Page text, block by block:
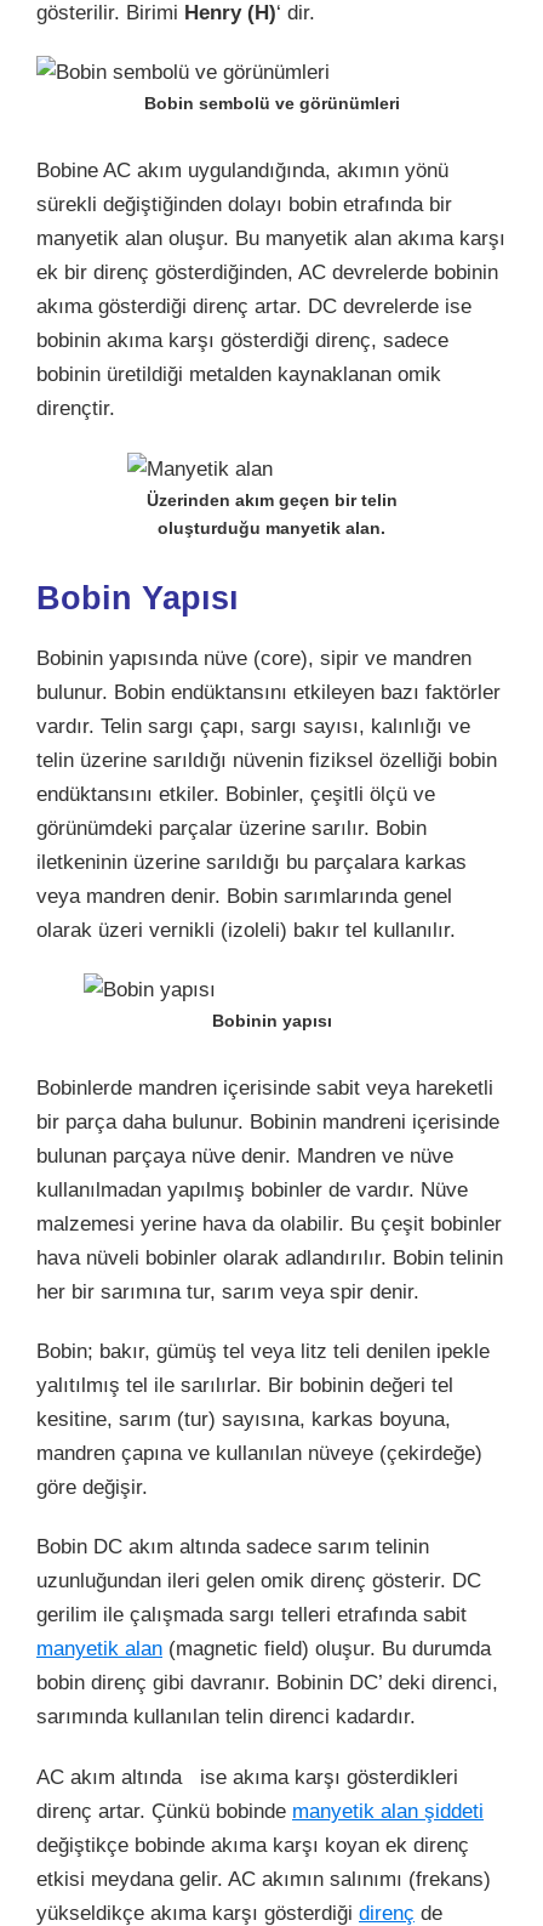
gösterilir. Birimi Henry (H)‘ dir.
Bobin sembolü ve görünümleri
Bobine AC akım uygulandığında, akımın yönü
sürekli değiştiğinden dolayı bobin etrafında bir
manyetik alan oluşur. Bu manyetik alan akıma karşı
ek bir direnç gösterdiğinden, AC devrelerde bobinin
akıma gösterdiği direnç artar. DC devrelerde ise
bobinin akıma karşı gösterdiği direnç, sadece
bobinin üretildiği metalden kaynaklanan omik
dirençtir.
Üzerinden akım geçen bir telin
oluşturduğu manyetik alan.
Bobin Yapısı
Bobinin yapısında nüve (core), sipir ve mandren
bulunur. Bobin endüktansını etkileyen bazı faktörler
vardır. Telin sargı çapı, sargı sayısı, kalınlığı ve
telin üzerine sarıldığı nüvenin fiziksel özelliği bobin
endüktansını etkiler. Bobinler, çeşitli ölçü ve
görünümdeki parçalar üzerine sarılır. Bobin
iletkeninin üzerine sarıldığı bu parçalara karkas
veya mandren denir. Bobin sarımlarında genel
olarak üzeri vernikli (izoleli) bakır tel kullanılır.
Bobinin yapısı
Bobinlerde mandren içerisinde sabit veya hareketli
bir parça daha bulunur. Bobinin mandreni içerisinde
bulunan parçaya nüve denir. Mandren ve nüve
kullanılmadan yapılmış bobinler de vardır. Nüve
malzemesi yerine hava da olabilir. Bu çeşit bobinler
hava nüveli bobinler olarak adlandırılır. Bobin telinin
her bir sarımına tur, sarım veya spir denir.
Bobin; bakır, gümüş tel veya litz teli denilen ipekle
yalıtılmış tel ile sarılırlar. Bir bobinin değeri tel
kesitine, sarım (tur) sayısına, karkas boyuna,
mandren çapına ve kullanılan nüveye (çekirdeğe)
göre değişir.
Bobin DC akım altında sadece sarım telinin
uzunluğundan ileri gelen omik direnç gösterir. DC
gerilim ile çalışmada sargı telleri etrafında sabit
manyetik alan (magnetic field) oluşur. Bu durumda
bobin direnç gibi davranır. Bobinin DC’ deki direnci,
sarımında kullanılan telin direnci kadardır.
AC akım altında ise akıma karşı gösterdikleri
direnç artar. Çünkü bobinde manyetik alan şiddeti
değiştikçe bobinde akıma karşı koyan ek direnç
etkisi meydana gelir. AC akımın salınımı (frekans)
yükseldikçe akıma karşı gösterdiği direnç de